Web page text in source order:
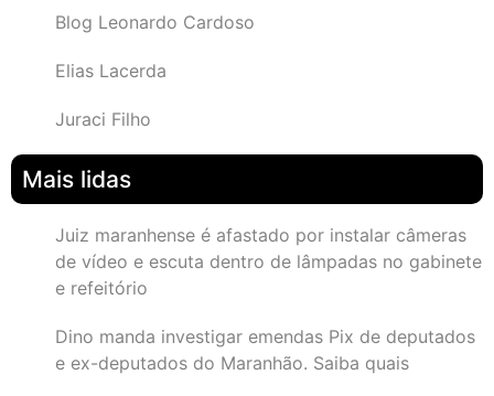
Blog Leonardo Cardoso
Elias Lacerda
Juraci Filho
Mais lidas
Juiz maranhense é afastado por instalar câmeras
de vídeo e escuta dentro de lâmpadas no gabinete
e refeitório
Dino manda investigar emendas Pix de deputados
e ex-deputados do Maranhão. Saiba quais